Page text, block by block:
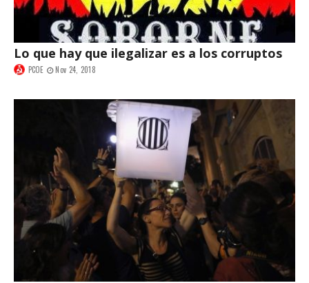
Lo que hay que ilegalizar es a los corruptos
PCOE Nov 24, 2018